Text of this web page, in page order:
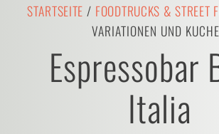
STARTSEITE / FOODTRUCKS & STREET
VARIATIONEN UND
Espressobar
Italia